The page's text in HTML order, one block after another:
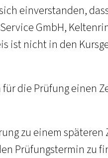
einverstanden,
GmbH,
ist nicht in den
die Prüfung einen
zu einem
Prüfungstermin zu